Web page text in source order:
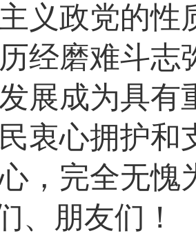
义政党的性
经磨难斗志
展成为具有
衷心拥护和
，完全无愧
、朋友们！